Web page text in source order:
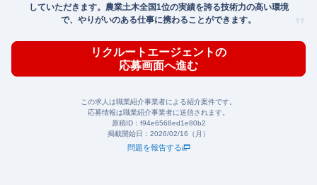
していただきます。農業土木全国1位の実績を誇る技術力の高い環境
で、やりがいのある仕事に携わることができます。
リクルートエージェントの
応募画面へ進む
この求人は職業紹介事業者による紹介案件です。
応募情報は職業紹介事業者に送信されます。
原稿ID： f94e6568ed1e80b2
掲載開始日： 2026/02/16（月）
問題を報告する